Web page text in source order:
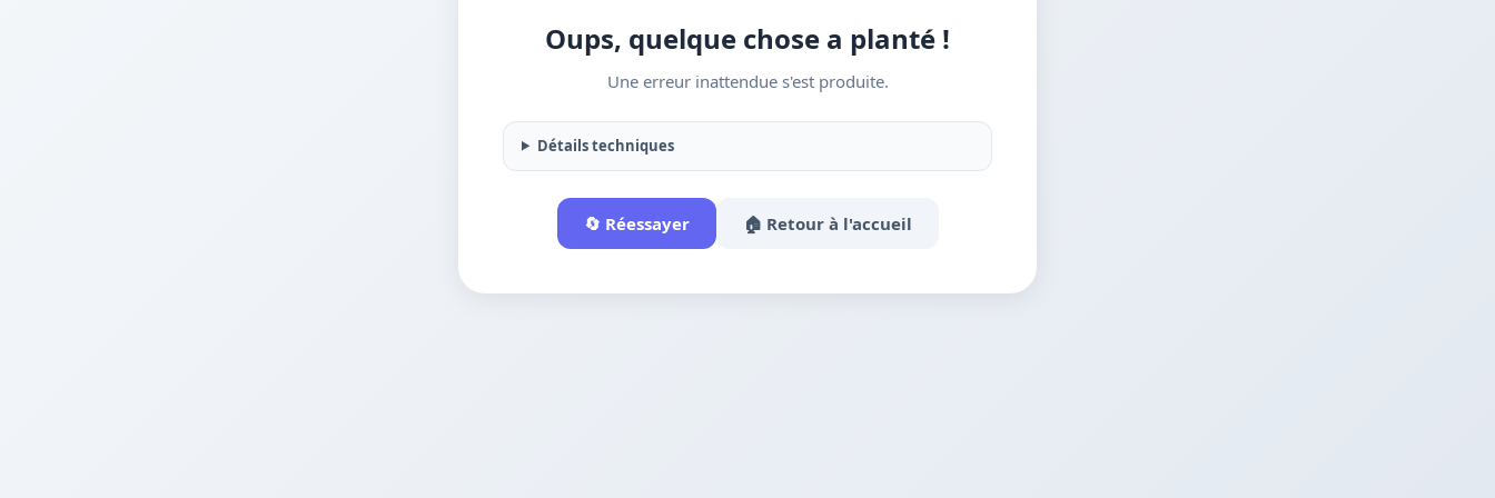
Oups, quelque chose a planté !
Une erreur inattendue s'est produite.
Détails techniques
🔄 Réessayer 🏠 Retour à l'accueil